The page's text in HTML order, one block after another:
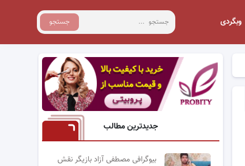
جستجو وبگردی
جدیدترین مطالب
بیوگرافی مصطفی آزاد بازیگر نقش